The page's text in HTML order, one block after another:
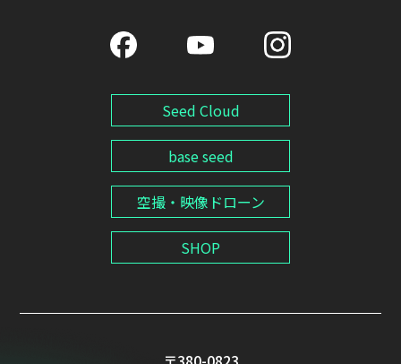
Seed Cloud
base seed
空撮・映像ドローン
SHOP